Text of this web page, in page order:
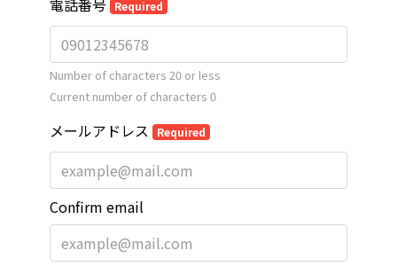
電話番号 Required
Number of characters 20 or less
Current number of characters 0
メールアドレス Required
Confirm email